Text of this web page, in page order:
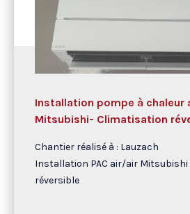
Installation pompe à chaleur
Mitsubishi- Climatisation
Chantier réalisé à : Lauzach
Installation PAC air/air
réversible